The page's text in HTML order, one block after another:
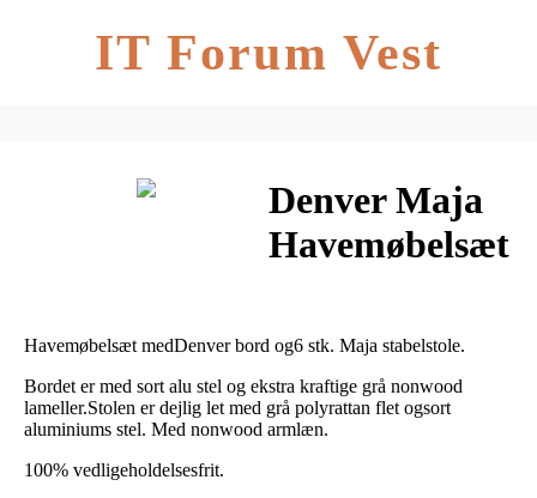
IT Forum Vest
Denver Maja
Havemøbelsæt
Havemøbelsæt medDenver bord og6 stk. Maja stabelstole.
Bordet er med sort alu stel og ekstra kraftige grå nonwood
lameller.Stolen er dejlig let med grå polyrattan flet ogsort
aluminiums stel. Med nonwood armlæn.
100% vedligeholdelsesfrit.